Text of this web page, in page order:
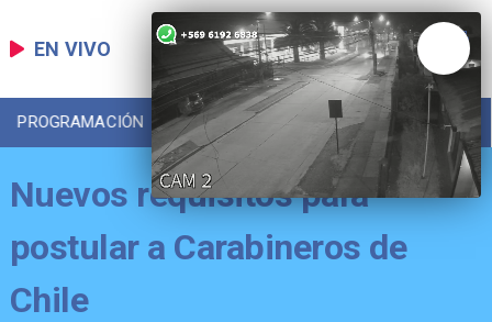
EN VIVO
PROGRAMACIÓN LOCAL DEPORTES
Nuevos requisitos para
postular a Carabineros de
Chile